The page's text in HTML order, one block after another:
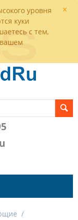
×
уровня
куки
с тем,
вашем
/